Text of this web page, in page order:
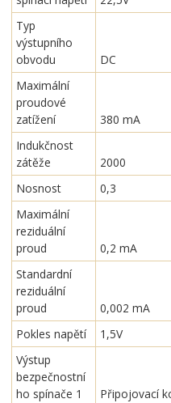
Typ
výstupního
obvodu
DC
Maximální
proudové
zatížení
380 mA
Indukčnost
zátěže
2000
Nosnost
0,3
Maximální
reziduální
proud
0,2 mA
Standardní
reziduální
proud
0,002 mA
Pokles napětí
1,5V
Výstup
bezpečnostní
ho spínače 1
Připojovací